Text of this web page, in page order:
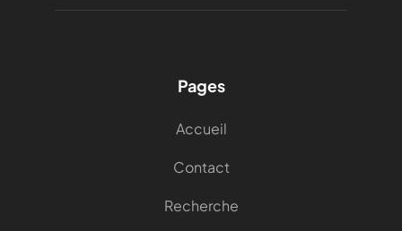
Pages
Accueil
Contact
Recherche